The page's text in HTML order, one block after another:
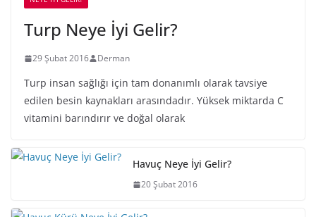
Turp Neye İyi Gelir?
29 Şubat 2016 Derman
Turp insan sağlığı için tam donanımlı olarak tavsiye
edilen besin kaynakları arasındadır. Yüksek miktarda C
vitamini barındırır ve doğal olarak
Havuç Neye İyi Gelir?
20 Şubat 2016